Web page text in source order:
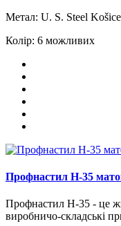
Метал: U. S. Steel
Колір: 6 можливих
Профнастил H-35
Профнастил Н-35 - це
виробничо-складські